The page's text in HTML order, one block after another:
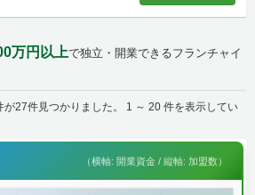
万円以上で独立・開業できるフランチャイ
27件見つかりました。 1 ～ 20 件を表示してい
（横軸: 開業資金 / 縦軸: 加盟数）